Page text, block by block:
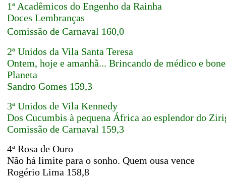
1ª Acadêmicos do Engenho da Rainha
Doces Lembranças
Comissão de Carnaval 160,0
2ª Unidos da Vila Santa Teresa
Ontem, hoje e amanhã... Brincando de médico e
Planeta
Sandro Gomes 159,3
3ª Unidos de Vila Kennedy
Dos Cucumbis à pequena África ao esplendor do
Comissão de Carnaval 159,3
4ª Rosa de Ouro
Não há limite para o sonho. Quem ousa vence
Rogério Lima 158,8